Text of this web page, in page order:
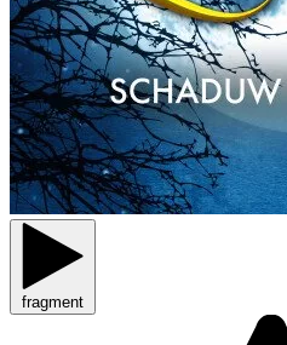
fragment